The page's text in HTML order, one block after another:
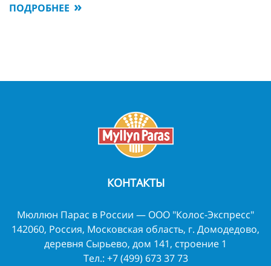
ПОДРОБНЕЕ
КОНТАКТЫ
Мюллюн Парас в России — ООО "Колос-Экспресс"
142060, Россия, Московская область, г. Домодедово,
деревня Сырьево, дом 141, строение 1
Тел.: +7 (499) 673 37 73